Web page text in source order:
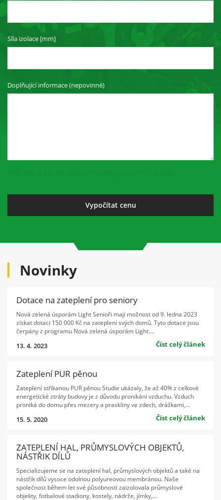
Síla izolace [mm]
Doplňující informace (nepovinné)
Novinky
Dotace na zateplení pro seniory
Nová zelená úsporám Light Senioři mají možnost od 9. ledna 2023
získat dotaci 150 000 Kč na zateplení svých domů. Tyto dotace jsou
čerpány z programu Nová zelená úsporám Light.…
13. 4. 2023 Číst celý článek
Zateplení PUR pěnou
Zateplení stříkanou PUR pěnou Studie ukázaly, že až 40% z celkové
energetické ztráty budovy je z důvodu pronikání vzduchu. Vzduch
proniká do domu přes mezery a praskliny ve zdech, drážkami,…
15. 5. 2020 Číst celý článek
ZATEPLENÍ HAL, PRŮMYSLOVÝCH OBJEKTŮ,
NÁSTŘIK DÍLŮ
Specializujeme se na zateplení hal, průmyslových objektů a také na
nástřik dílů vysoce odolnou polyureovou membránou. Naše
společnost během let své působnosti zaizolovala průmyslové
objekty, fotbalové stadiony, kostely, nádrže, jímky,…